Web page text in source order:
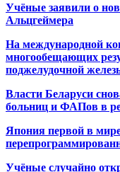
Учёные заявили о
Альцгеймера
На международной
многообещающих
поджелудочной
Власти Беларуси
больниц и ФАПов в
Япония первой в
Учёные случайно